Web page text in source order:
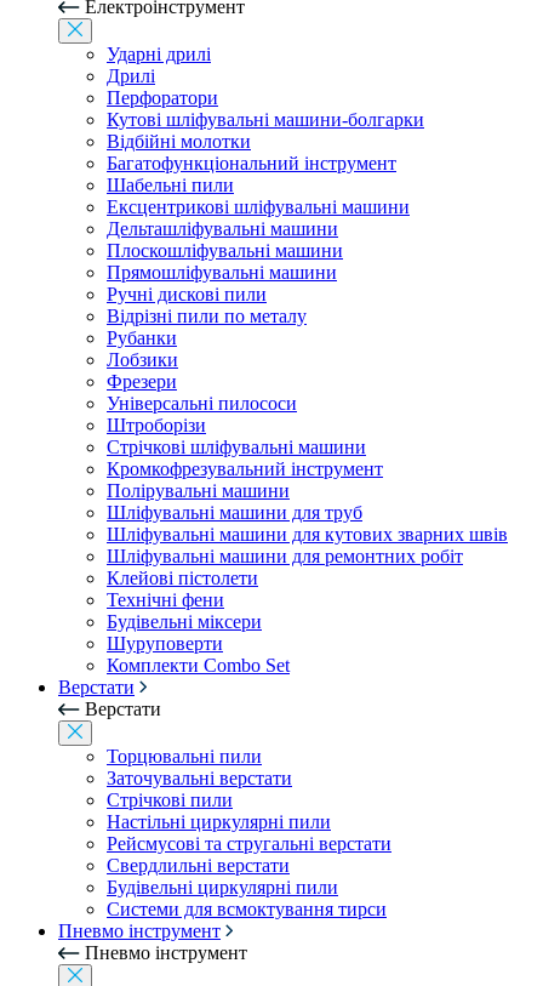
Електроінструмент
Ударні дрилі
Дрилі
Перфоратори
Кутові шліфувальні машини-болгарки
Відбійні молотки
Багатофункціональний інструмент
Шабельні пили
Ексцентрикові шліфувальні машини
Дельташліфувальні машини
Плоскошліфувальні машини
Прямошліфувальні машини
Ручні дискові пили
Відрізні пили по металу
Рубанки
Лобзики
Фрезери
Універсальні пилососи
Штроборізи
Стрічкові шліфувальні машини
Кромкофрезувальний інструмент
Полірувальні машини
Шліфувальні машини для труб
Шліфувальні машини для кутових зварних швів
Шліфувальні машини для ремонтних робіт
Клейові пістолети
Технічні фени
Будівельні міксери
Шуруповерти
Комплекти Combo Set
Верстати
Верстати
Торцювальні пили
Заточувальні верстати
Стрічкові пили
Настільні циркулярні пили
Рейсмусові та стругальні верстати
Свердлильні верстати
Будівельні циркулярні пили
Системи для всмоктування тирси
Пневмо інструмент
Пневмо інструмент